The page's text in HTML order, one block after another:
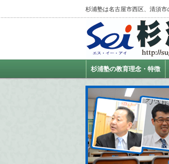
杉浦塾は名古屋市西区、清須
杉浦塾の教育理念・特徴